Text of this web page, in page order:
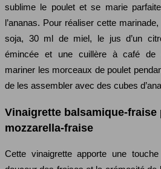
sublime le poulet et se marie
l’ananas. Pour réaliser cette
soja, 30 ml de miel, le jus d’un
émincée et une cuillère à café de
mariner les morceaux de poulet
de les assembler avec des cubes
Vinaigrette balsamique-
mozzarella-fraise
Cette vinaigrette apporte une